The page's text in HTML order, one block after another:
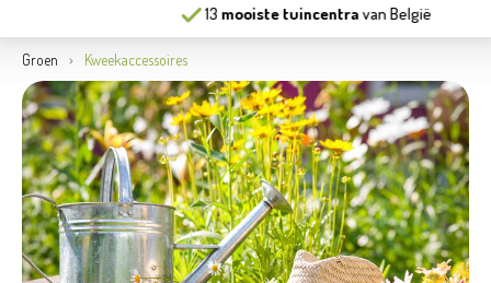
mooiste tuincentravan België
Groen Kweekaccessoires